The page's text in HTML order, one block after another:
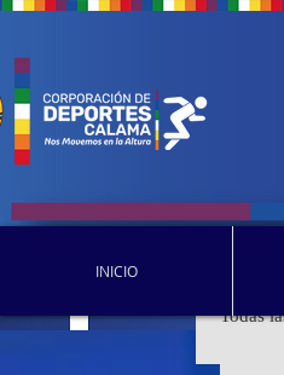
Todas
INICIO